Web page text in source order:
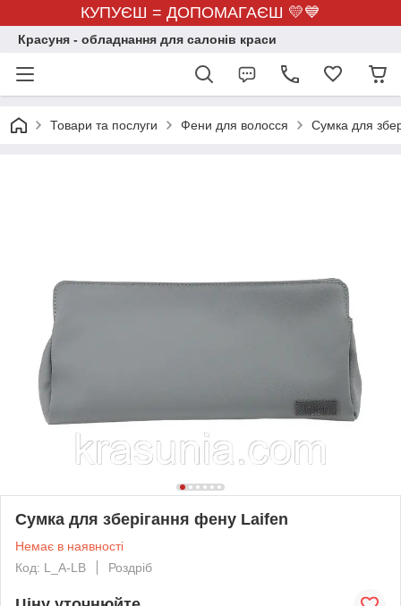
КУПУЄШ = ДОПОМАГАЄШ 💛💙
Красуня - обладнання для салонів краси
Товари та послуги Фени для волосся Сумка для
Сумка для зберігання фену Laifen
Немає в наявності
Код: L_A-LB
Роздріб